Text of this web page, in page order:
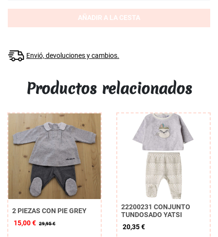
AÑADIR A LA CESTA
Envió, devoluciones y cambios.
Productos relacionados
2 PIEZAS CON PIE GREY
15,00 € 29,95 €
22200231 CONJUNTO
TUNDOSADO YATSI
20,35 €